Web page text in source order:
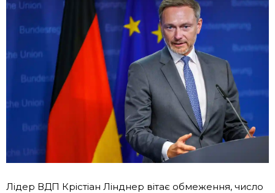
Лідер ВДП Крістіан Лінднер вітає обмеження, число